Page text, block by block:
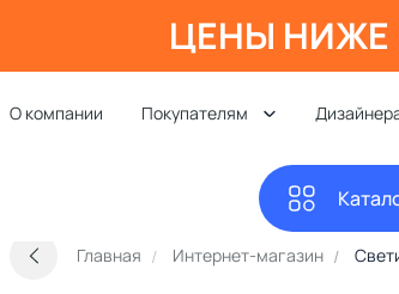
ЦЕНЫ НИЖЕ
О компании Покупателям
Главная Интернет-магазин